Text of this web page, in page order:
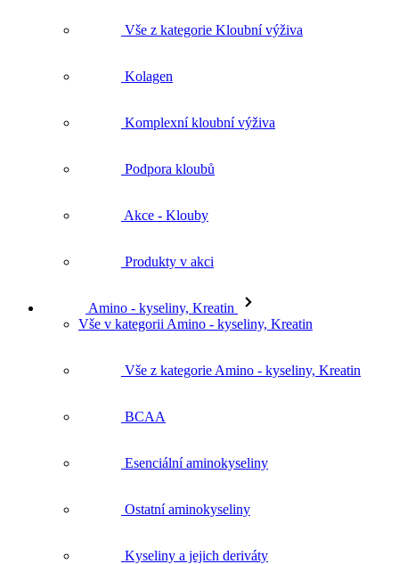
Vše z kategorie Kloubní výživa
Kolagen
Komplexní kloubní výživa
Podpora kloubů
Akce - Klouby
Produkty v akci
Amino - kyseliny, Kreatin
Vše v kategorii Amino - kyseliny, Kreatin
Vše z kategorie Amino - kyseliny, Kreatin
BCAA
Esenciální aminokyseliny
Ostatní aminokyseliny
Kyseliny a jejich deriváty